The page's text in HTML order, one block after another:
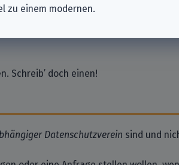
Schreib’ doch einen!
Datenschutzverein sind und
zu einem modernen.